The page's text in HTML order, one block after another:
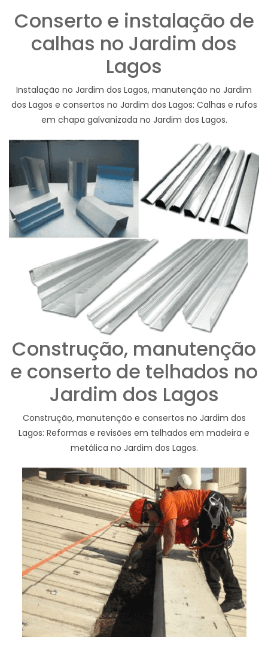
Conserto e instalação de
calhas no Jardim dos
Lagos
Instalação no Jardim dos Lagos, manutenção no Jardim
dos Lagos e consertos no Jardim dos Lagos: Calhas e rufos
em chapa galvanizada no Jardim dos Lagos.
Construção, manutenção
e conserto de telhados no
Jardim dos Lagos
Construção, manutenção e consertos no Jardim dos
Lagos: Reformas e revisões em telhados em madeira e
metálica no Jardim dos Lagos.